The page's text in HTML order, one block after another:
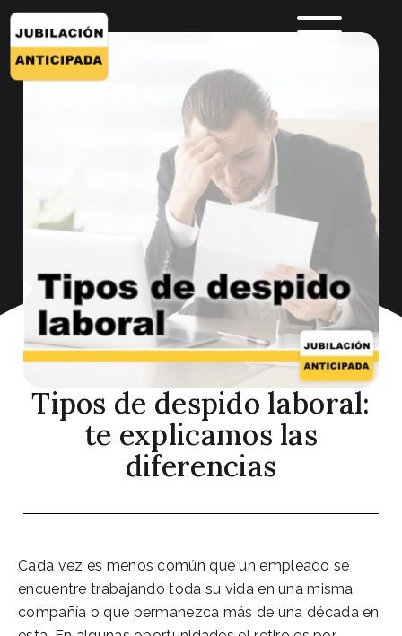
Tipos de despido laboral:
te explicamos las
diferencias
Cada vez es menos común que un empleado se
encuentre trabajando toda su vida en una misma
compañía o que permanezca más de una década en